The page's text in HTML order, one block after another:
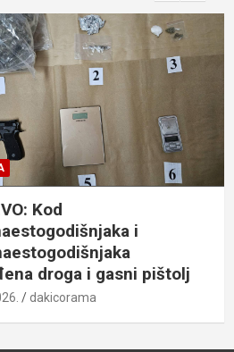
Kod
i
droga i gasni pištolj
dakicorama